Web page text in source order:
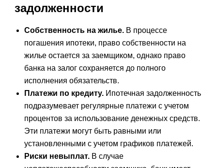
задолженности
Собственность на жилье.В процессе
погашения ипотеки, право собственности на
жилье остается за заемщиком, однако право
банка на залог сохраняется до полного
исполнения обязательств.
Платежи по кредиту.Ипотечная задолженность
подразумевает регулярные платежи с учетом
процентов за использование денежных средств.
Эти платежи могут быть равными или
установленными с учетом графиков платежей.
Риски невыплат.В случае